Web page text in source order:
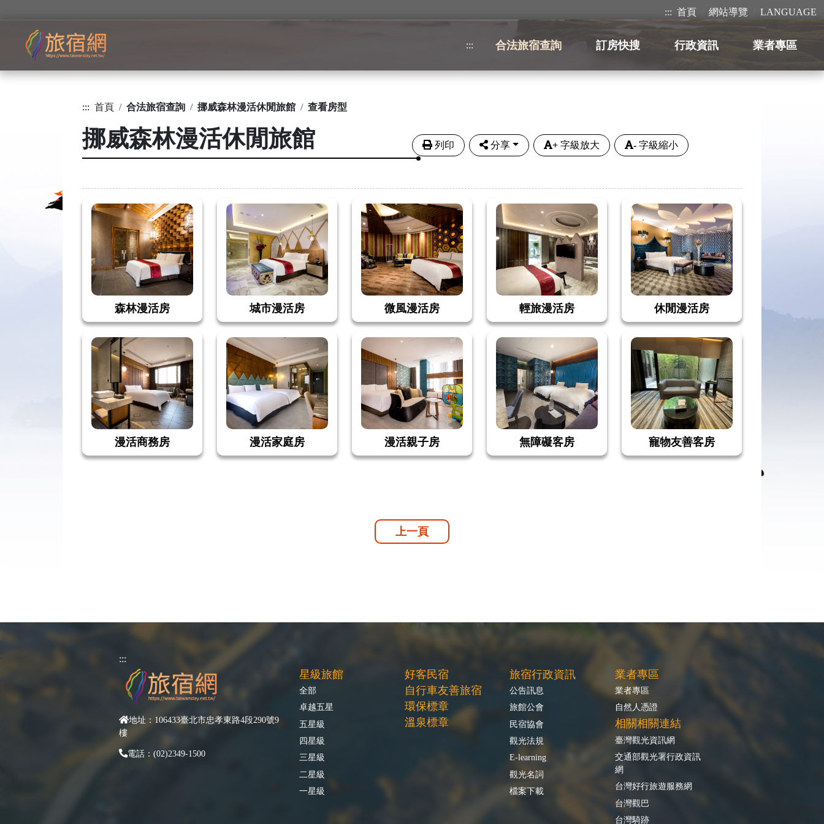
::: 首頁 網站導覽 LANGUAGE
::: 合法旅宿查詢 訂房快搜 行政資訊 業者專區
::: 首頁 合法旅宿查詢 挪威森林漫活休閒旅館 查看房型
挪威森林漫活休閒旅館 列印 分享 + 字級放大 - 字級縮小
森林漫活房 城市漫活房 微風漫活房 輕旅漫活房 休閒漫活房
漫活商務房 漫活家庭房 漫活親子房 無障礙客房 寵物友善客房
上一頁
:::
地址：106433臺北市忠孝東路4段290號9
樓
電話：(02)2349-1500
星級旅館
全部
卓越五星
五星級
四星級
三星級
二星級
一星級
好客民宿
自行車友善旅宿
環保標章
溫泉標章
旅宿行政資訊
公告訊息
旅館公會
民宿協會
觀光法規
E-learning
觀光名詞
檔案下載
業者專區
業者專區
自然人憑證
相關相關連結
臺灣觀光資訊網
交通部觀光署行政資訊
網
台灣好行旅遊服務網
台灣觀巴
台灣騎跡